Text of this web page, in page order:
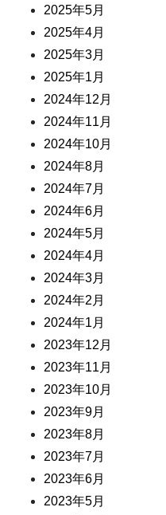
2025年5月
2025年4月
2025年3月
2025年1月
2024年12月
2024年11月
2024年10月
2024年8月
2024年7月
2024年6月
2024年5月
2024年4月
2024年3月
2024年2月
2024年1月
2023年12月
2023年11月
2023年10月
2023年9月
2023年8月
2023年7月
2023年6月
2023年5月